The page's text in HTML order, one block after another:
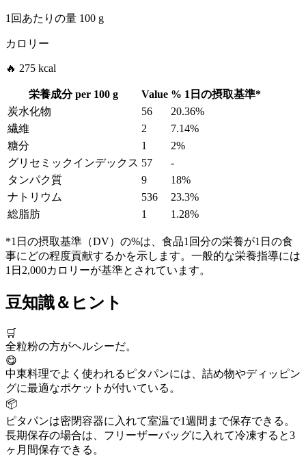
1回あたりの量 100 g
カロリー
🔥 275 kcal
栄養成分 per 100 g Value % 1日の摂取基準*
炭水化物
56
20.36%
繊維
2
7.14%
糖分
1
2%
グリセミックインデックス 57
-
タンパク質
9
18%
ナトリウム
536
23.3%
総脂肪
1 1.28%
*1日の摂取基準（DV）の%は、食品1回分の栄養が1日の食
事にどの程度貢献するかを示します。一般的な栄養指導には
1日2,000カロリーが基準とされています。
豆知識＆ヒント
🛒
全粒粉の方がヘルシーだ。
😋
中東料理でよく使われるピタパンには、詰め物やディッピン
グに最適なポケットが付いている。
📦
ピタパンは密閉容器に入れて室温で1週間まで保存できる。
長期保存の場合は、フリーザーバッグに入れて冷凍すると3
ヶ月間保存できる。